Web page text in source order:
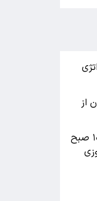
از
اعمال محدودیت تردد در چالوس از ساعت ۱۰ صبح